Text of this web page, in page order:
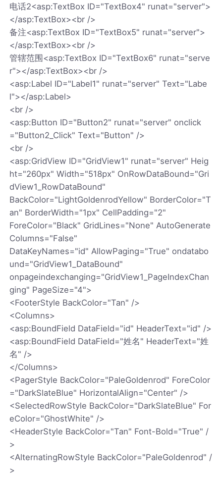
电话2<asp:TextBox ID="TextBox4" runat="server">
</asp:TextBox><br />
备注<asp:TextBox ID="TextBox5" runat="server">
</asp:TextBox><br />
管辖范围<asp:TextBox ID="TextBox6" runat="serve
r"></asp:TextBox><br />
<asp:Label ID="Label1" runat="server" Text="Labe
l"></asp:Label>
<br />
<asp:Button ID="Button2" runat="server" onclick
="Button2_Click" Text="Button" />
<br />
<asp:GridView ID="GridView1" runat="server" Heig
ht="260px" Width="518px" OnRowDataBound="Gri
dView1_RowDataBound"
BackColor="LightGoldenrodYellow" BorderColor="T
an" BorderWidth="1px" CellPadding="2"
ForeColor="Black" GridLines="None" AutoGenerate
Columns="False"
DataKeyNames="id" AllowPaging="True" ondatabo
und="GridView1_DataBound"
onpageindexchanging="GridView1_PageIndexChan
ging" PageSize="4">
<FooterStyle BackColor="Tan" />
<Columns>
<asp:BoundField DataField="id" HeaderText="id" />
<asp:BoundField DataField="姓名" HeaderText="姓
名" />
</Columns>
<PagerStyle BackColor="PaleGoldenrod" ForeColor
="DarkSlateBlue" HorizontalAlign="Center" />
<SelectedRowStyle BackColor="DarkSlateBlue" For
eColor="GhostWhite" />
<HeaderStyle BackColor="Tan" Font-Bold="True" /
>
<AlternatingRowStyle BackColor="PaleGoldenrod" /
>